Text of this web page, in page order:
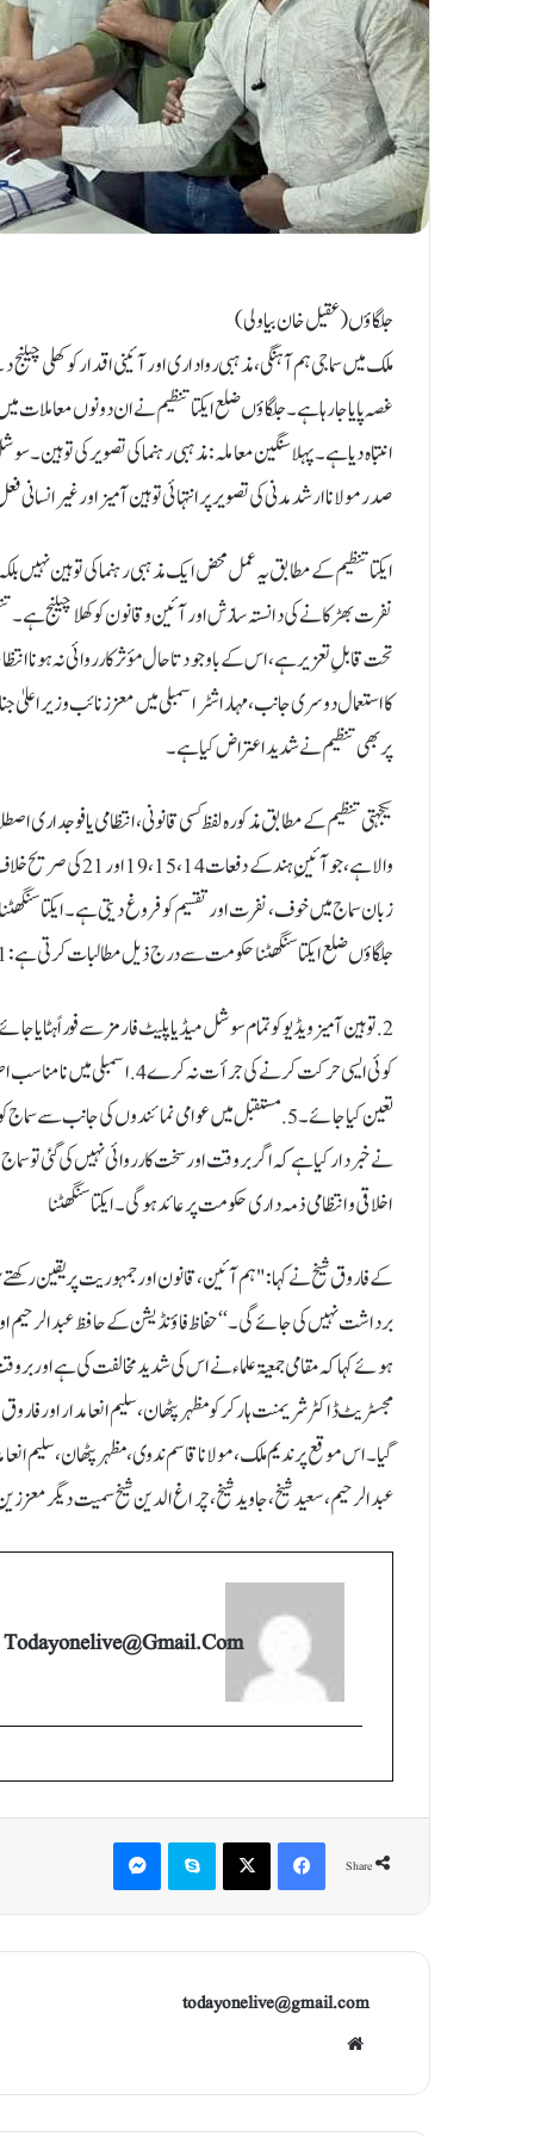
جلگاؤں (عقیل خان بیاولی)
ملک میں سماجی ہم آہنگی، مذہبی رواداری اور آئینی اقدار کو کھلی
غصہ پایا جا رہا ہے۔ جلگاؤں ضلع ایکتا تنظیم نے ان دونوں معاملات
انتباہ دیا ہے۔ پہلا سنگین معاملہ: مذہبی رہنما کی تصویر کی توہین۔
صدر مولانا ارشد مدنی کی تصویر پر انتہائی توہین آمیز اور غیر
ایکتا تنظیم کے مطابق یہ عمل محض ایک مذہبی رہنما کی توہین نہیں
نفرت بھڑکانے کی دانستہ سازش اور آئین و قانون کو کھلا چیلنج
تحت قابلِ تعزیر ہے، اس کے باوجود تاحال مؤثر کارروائی نہ ہونا
کا استعمال دوسری جانب، مہاراشٹر اسمبلی میں معزز نائب وزیر
پر بھی تنظیم نے شدید اعتراض کیا ہے۔
یکجہتی تنظیم کے مطابق مذکورہ لفظ کسی قانونی، انتظامی یا
والا ہے، جو آئینِ
زبان سماج میں خوف، نفرت اور تقسیم کو فروغ دیتی ہے۔ایکتا
جلگاؤں ضلع ایکتا سنگھٹنا حکومت سے درج ذیل مطالبات کرتی ہے:1. رِشبھ ٹھاکر کے خلاف فوری مقدمہ درج کر کے گرفتاری عمل میں لائی جائے۔
کوئی ایسی حرکت کرنے کی جرأت
تعین کیا جائے۔5. مستقبل میں عوامی نمائندوں کی
نے خبردار کیا ہے کہ اگر بروقت اور سخت کارروائی نہیں کی گئی تو
اخلاقی و انتظامی ذمہ داری حکومت پر عائد ہوگی۔ ایکتا سنگھٹنا
کے فاروق شیخ نے کہا: "ہم آئین، قانون اور جمہوریت پر یقین رکھتے
برداشت نہیں کی جائے گی۔‘‘حفاظ فاؤنڈیشن کے حافظ
ہوئے کہا کہ مقامی جمعیۃ علماء نے اس کی شدید مخالفت کی ہے اور
مجسٹریٹ ڈاکٹر شریمنت ہارکر کو مظہر پٹھان، سلیم انعامدار اور
گیا۔ اس موقع پر ندیم ملک، مولانا قاسم ندوی، مظہر پٹھان، سلیم
عبدالرحیم، سعید شیخ، جاوید شیخ، چراغ الدین شیخ سمیت دیگر
Todayonelive@gmail.com
Share
X
todayonelive@gmail.com